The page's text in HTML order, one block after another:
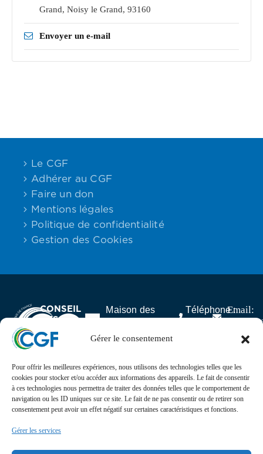
Gérer le consentement
Pour offrir les meilleures expériences, nous utilisons des technologies telles que les
cookies pour stocker et/ou accéder aux informations des appareils. Le fait de consentir
à ces technologies nous permettra de traiter des données telles que le comportement de
navigation ou les ID uniques sur ce site. Le fait de ne pas consentir ou de retirer son
consentement peut avoir un effet négatif sur certaines caractéristiques et fonctions.
Gérer les services
Grand, Noisy le Grand, 93160
Envoyer un e-mail
Le CGF
Adhérer au CGF
Faire un don
Mentions légales
Politique de confidentialité
Gestion des Cookies
CONSEIL
DES
GABONAIS
DE FRANCE
Maison des
25 rue Lantiez,
Téléphone :Email:
Actualités
Suivez l’actualité, l’agenda, les projets et les
événements du Conseil des Gabonais de France sur nos
réseaux sociaux